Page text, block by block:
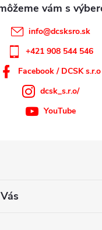
info@dcsksro.sk
+421 908 544 546
Facebook / DCSK s.r.o
dcsk_s.r.o/
YouTube